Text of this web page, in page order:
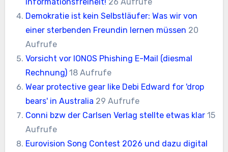
Demokratie ist kein Selbstläufer: Was wir von
einer sterbenden Freundin lernen müssen 20
Aufrufe
Vorsicht vor IONOS Phishing E-Mail (diesmal
Rechnung) 18 Aufrufe
Wear protective gear like Debi Edward for 'drop
bears' in Australia 29 Aufrufe
Conni bzw der Carlsen Verlag stellte etwas klar 15
Aufrufe
Eurovision Song Contest 2026 und dazu digital